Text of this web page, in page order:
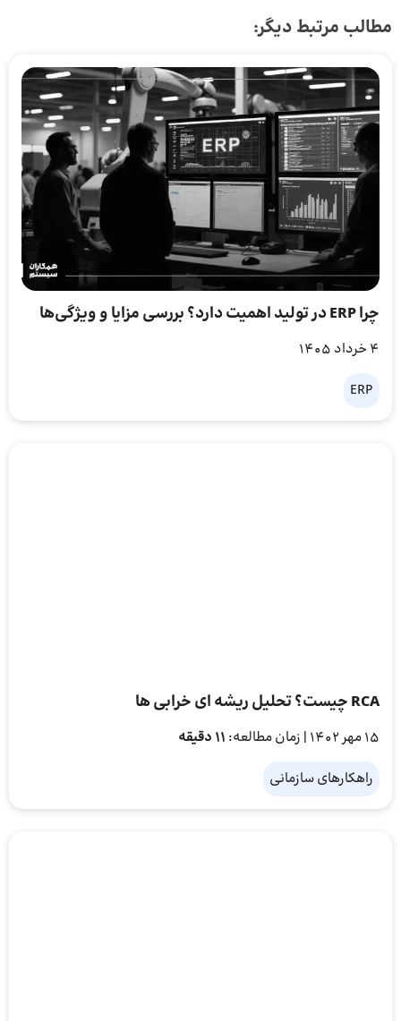
مطالب مرتبط دیگر:
چرا ERP در تولید اهمیت دارد؟ بررسی مزایا و ویژگی‌ها
4 خرداد 1405
ERP
RCA چیست؟ تحلیل ریشه ای خرابی ها
15 مهر 1402 | زمان مطالعه: 11 دقیقه
راهکارهای سازمانی